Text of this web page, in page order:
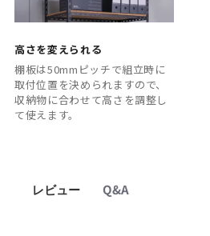
高さを変えられる
棚板は50mmピッチで組立時に
取付位置を決められますので、
収納物に合わせて高さを調整し
て使えます。
レビュー Q&A